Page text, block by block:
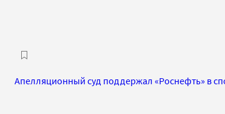
Апелляционный суд поддержал «Роснефть» в